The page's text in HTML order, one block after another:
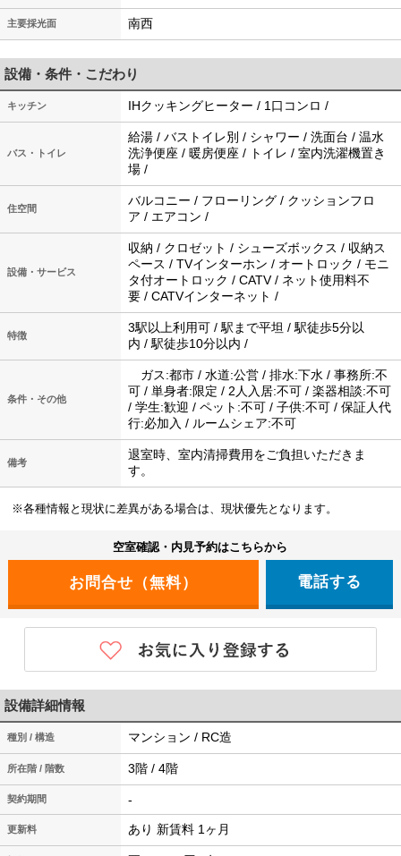
主要採光面 南西
設備・条件・こだわり
キッチン IHクッキングヒーター / 1口コンロ /
バス・トイレ
給湯 / バストイレ別 / シャワー / 洗面台 / 温水
洗浄便座 / 暖房便座 / トイレ / 室内洗濯機置き
場 /
住空間
バルコニー / フローリング / クッションフロ
ア / エアコン /
設備・サービス
収納 / クロゼット / シューズボックス / 収納ス
ペース / TVインターホン / オートロック / モニ
タ付オートロック / CATV / ネット使用料不
要 / CATVインターネット /
特徴
3駅以上利用可 / 駅まで平坦 / 駅徒歩5分以
内 / 駅徒歩10分以内 /
条件・その他
ガス:都市 / 水道:公営 / 排水:下水 / 事務所:不
可 / 単身者:限定 / 2人入居:不可 / 楽器相談:不可
/ 学生:歓迎 / ペット:不可 / 子供:不可 / 保証人代
行:必加入 / ルームシェア:不可
備考
退室時、室内清掃費用をご負担いただきま
す。
※各種情報と現状に差異がある場合は、現状優先となります。
空室確認・内見予約はこちらから
電話する
設備詳細情報
種別 / 構造 マンション / RC造
所在階 / 階数 3階 / 4階
契約期間 -
更新料 あり 新賃料 1ヶ月